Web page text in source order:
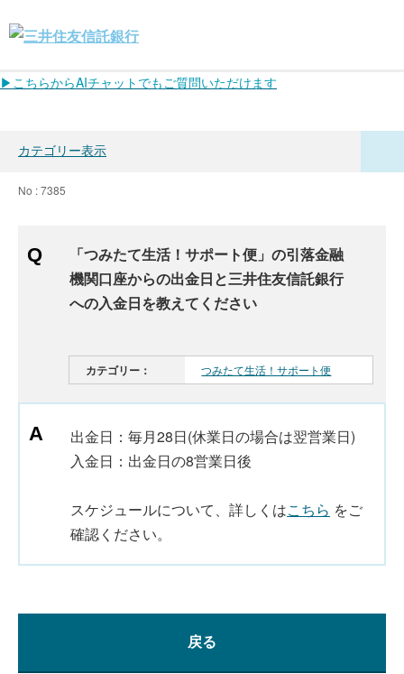
▶こちらからAIチャットでもご質問いただけます
カテゴリー表示
No : 7385
「つみたて生活！サポート便」の引落金融
機関口座からの出金日と三井住友信託銀行
への入金日を教えてください
カテゴリー： つみたて生活！サポート便
出金日：毎月28日(休業日の場合は翌営業日)
入金日：出金日の8営業日後
スケジュールについて、詳しくはこちら をご
確認ください。
戻る